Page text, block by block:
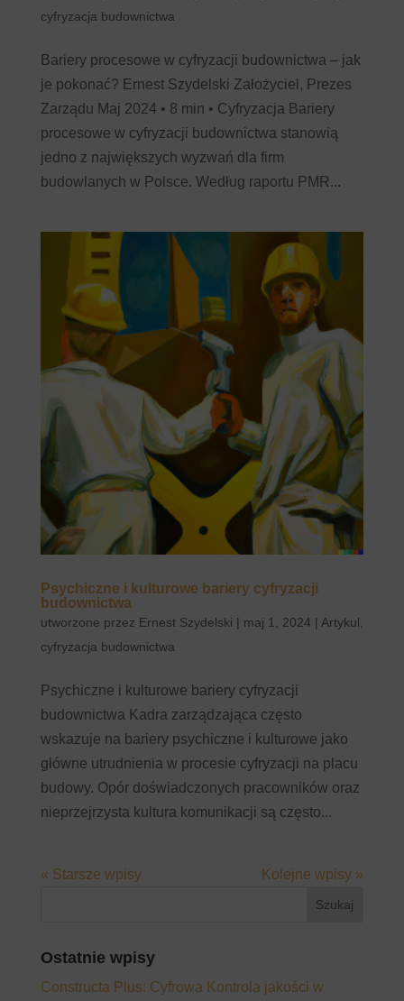
cyfryzacja budownictwa
Bariery procesowe w cyfryzacji budownictwa – jak
je pokonać? Ernest Szydelski Założyciel, Prezes
Zarządu Maj 2024 • 8 min • Cyfryzacja Bariery
procesowe w cyfryzacji budownictwa stanowią
jedno z największych wyzwań dla firm
budowlanych w Polsce. Według raportu PMR...
Psychiczne i kulturowe bariery cyfryzacji
budownictwa
utworzone przez Ernest Szydelski | maj 1, 2024 | Artykul,
cyfryzacja budownictwa
Psychiczne i kulturowe bariery cyfryzacji
budownictwa Kadra zarządzająca często
wskazuje na bariery psychiczne i kulturowe jako
główne utrudnienia w procesie cyfryzacji na placu
budowy. Opór doświadczonych pracowników oraz
nieprzejrzysta kultura komunikacji są często...
« Starsze wpisy Kolejne wpisy »
Ostatnie wpisy
Constructa Plus: Cyfrowa Kontrola jakości w